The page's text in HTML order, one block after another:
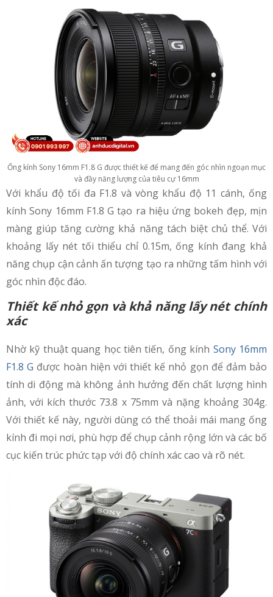
Ống kính Sony 16mm F1.8 G được thiết kế để mang đến góc nhìn ngoạn mục
và đầy năng lượng của tiêu cự 16mm
Với khẩu độ tối đa F1.8 và vòng khẩu độ 11 cánh, ống
kính Sony 16mm F1.8 G tạo ra hiệu ứng bokeh đẹp, mịn
màng giúp tăng cường khả năng tách biệt chủ thể. Với
khoảng lấy nét tối thiểu chỉ 0.15m, ống kính đang khả
năng chụp cận cảnh ấn tượng tạo ra những tấm hình với
góc nhìn độc đáo.
Thiết kế nhỏ gọn và khả năng lấy nét chính
xác
Nhờ kỹ thuật quang học tiên tiến, ống kính Sony 16mm
F1.8 G được hoàn hiện với thiết kế nhỏ gọn để đảm bảo
tính di động mà không ảnh hưởng đến chất lượng hình
ảnh, với kích thước 73.8 x 75mm và nặng khoảng 304g.
Với thiết kế này, người dùng có thể thoải mái mang ống
kính đi mọi nơi, phù hợp để chụp cảnh rộng lớn và các bố
cục kiến trúc phức tạp với độ chính xác cao và rõ nét.